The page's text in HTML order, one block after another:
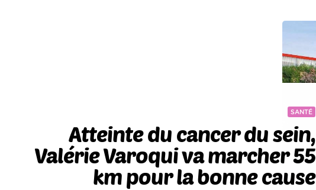
SANTÉ
Atteinte du cancer du sein,
Valérie Varoqui va marcher 55
km pour la bonne cause